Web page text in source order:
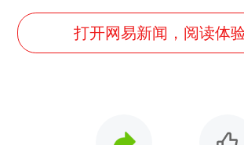
打开网易新闻，阅读体